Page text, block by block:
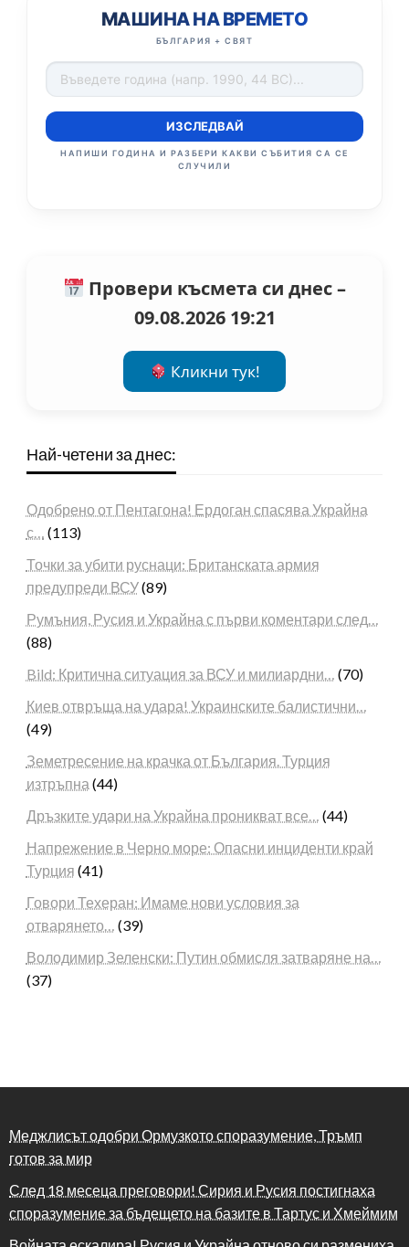
МАШИНА НА ВРЕМЕТО
БЪЛГАРИЯ + СВЯТ
ИЗСЛЕДВАЙ
НАПИШИ ГОДИНА И РАЗБЕРИ КАКВИ СЪБИТИЯ СА СЕ
СЛУЧИЛИ
Провери късмета си днес –
09.08.2026 19:21
Кликни тук!
Най-четени за днес:
Одобрено от Пентагона! Ердоган спасява Украйна
с… (113)
Точки за убити руснаци: Британската армия
предупреди ВСУ(89)
Румъния, Русия и Украйна с първи коментари след…
(88)
Bild: Критична ситуация за ВСУ и милиардни… (70)
Киев отвръща на удара! Украинските балистични…
(49)
Земетресение на крачка от България. Турция
изтръпна (44)
Дръзките удари на Украйна проникват все… (44)
Напрежение в Черно море: Опасни инциденти край
Турция (41)
Говори Техеран: Имаме нови условия за
отварянето… (39)
Володимир Зеленски: Путин обмисля затваряне на…
(37)
Меджлисът одобри Ормузкото споразумение, Тръмп
готов за мир
След 18 месеца преговори! Сирия и Русия постигнаха
споразумение за бъдещето на базите в Тартус и Хмеймим